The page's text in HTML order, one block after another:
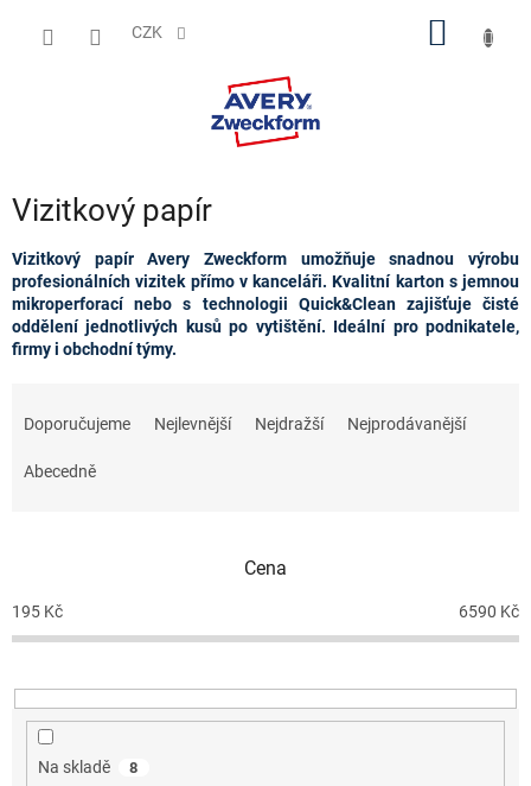
CZK
Vizitkový papír
Vizitkový papír Avery Zweckform umožňuje snadnou výrobu
profesionálních vizitek přímo v kanceláři. Kvalitní karton s jemnou
mikroperforací nebos technologii Quick&Clean zajišťuje čisté
oddělení jednotlivých kusů po vytištění. Ideální pro podnikatele,
firmy i obchodní týmy.
o
d
k
t
Doporučujeme Nejlevnější Nejdražší Nejprodávanější
Abecedně
Cena
195 Kč 6590 Kč
Na skladě 8